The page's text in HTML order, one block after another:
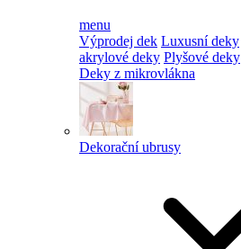
menu
Výprodej dek Luxusní deky
akrylové deky Plyšové deky
Deky z mikrovlákna
Dekorační ubrusy